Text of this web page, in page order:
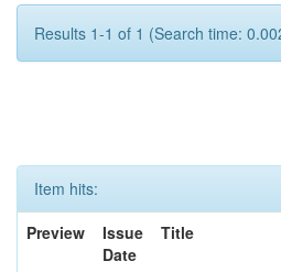
Results 1-1 of 1 (Search time:
Item hits:
Preview
Issue
Date
Title